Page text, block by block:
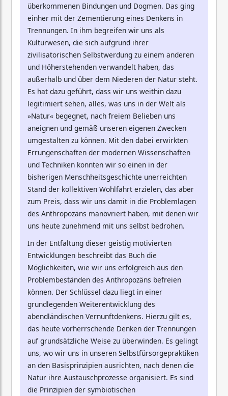
überkommenen Bindungen und Dogmen. Das ging
einher mit der Zementierung eines Denkens in
Trennungen. In ihm begreifen wir uns als
Kulturwesen, die sich aufgrund ihrer
zivilisatorischen Selbstwerdung zu einem anderen
und Höherstehenden verwandelt haben, das
außerhalb und über dem Niederen der Natur steht.
Es hat dazu geführt, dass wir uns weithin dazu
legitimiert sehen, alles, was uns in der Welt als
»Natur« begegnet, nach freiem Belieben uns
aneignen und gemäß unseren eigenen Zwecken
umgestalten zu können. Mit den dabei erwirkten
Errungenschaften der modernen Wissenschaften
und Techniken konnten wir so einen in der
bisherigen Menschheitsgeschichte unerreichten
Stand der kollektiven Wohlfahrt erzielen, das aber
zum Preis, dass wir uns damit in die Problemlagen
des Anthropozäns manövriert haben, mit denen wir
uns heute zunehmend mit uns selbst bedrohen.
In der Entfaltung dieser geistig motivierten
Entwicklungen beschreibt das Buch die
Möglichkeiten, wie wir uns erfolgreich aus den
Problembeständen des Anthropozäns befreien
können. Der Schlüssel dazu liegt in einer
grundlegenden Weiterentwicklung des
abendländischen Vernunftdenkens. Hierzu gilt es,
das heute vorherrschende Denken der Trennungen
auf grundsätzliche Weise zu überwinden. Es gelingt
uns, wo wir uns in unseren Selbstfürsorgepraktiken
an den Basisprinzipien ausrichten, nach denen die
Natur ihre Austauschprozesse organisiert. Es sind
die Prinzipien der symbiotischen